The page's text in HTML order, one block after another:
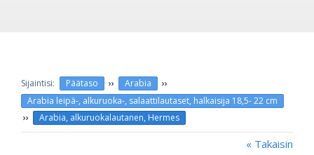
Päätaso ›› Arabia ››
Arabia leipä-, alkuruoka-, salaattilautaset, halkaisija 18,5- 22 cm
›› Arabia, alkuruokalautanen, Hermes
« Takaisin